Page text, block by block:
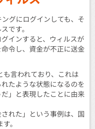
グにログインしても、そ
です。
インすると、ウィルスが
令し、資金が不正に送金
言われており、これは
たような状態になるのを
」と表現したことに由来
れた」という事例は、国
。